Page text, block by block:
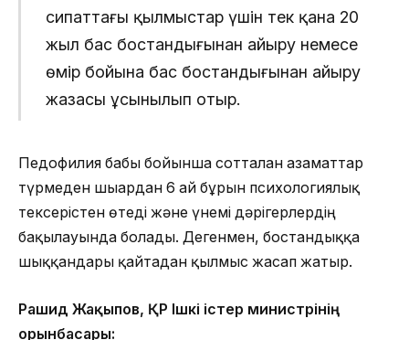
сипаттағы қылмыстар үшін тек қана 20
жыл бас бостандығынан айыру немесе
өмір бойына бас бостандығынан айыру
жазасы ұсынылып отыр.
Педофилия бабы бойынша сотталған азаматтар
түрмеден шығардан 6 ай бұрын психологиялық
тексерістен өтеді және үнемі дәрігерлердің
бақылауында болады. Дегенмен, бостандыққа
шыққандары қайтадан қылмыс жасап жатыр.
Рашид Жақыпов, ҚР Ішкі істер министрінің
орынбасары: